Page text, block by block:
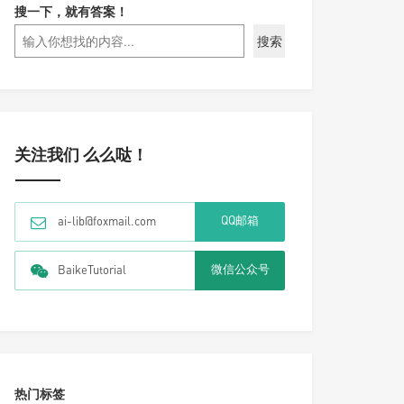
搜一下，就有答案！
搜索
关注我们 么么哒！
ai-lib@foxmail.com QQ邮箱
BaikeTutorial 微信公众号
热门标签